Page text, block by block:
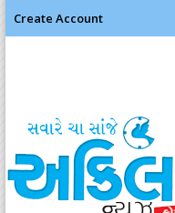
Create Account